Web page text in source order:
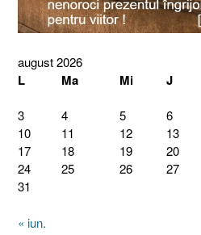
august 2026
L Ma Mi J
3
4 5 6
10
11 12 13
17
18 19 20
24
25 26 27
31
« iun.